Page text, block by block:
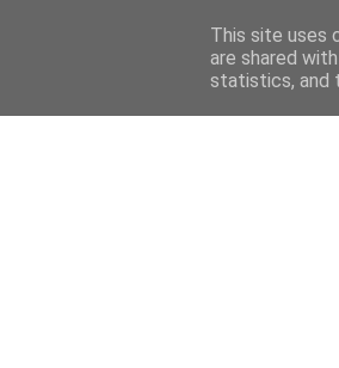
Home
This site uses
are shared
statistics, and